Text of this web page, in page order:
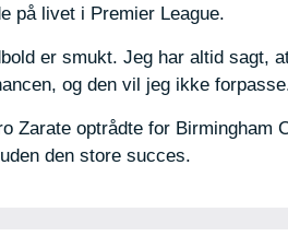
på livet i Premier League.
er smukt. Jeg har altid sagt,
og den vil jeg ikke
Zarate optrådte for
den store succes.